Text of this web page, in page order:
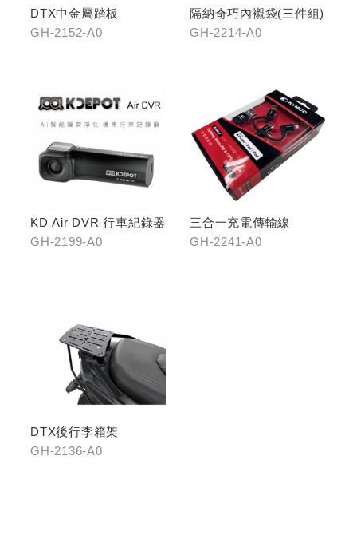
DTX中金屬踏板
GH-2152-A0
隔納奇巧內襯袋(三件組)
GH-2214-A0
KD Air DVR 行車紀錄器
GH-2199-A0
三合一充電傳輸線
GH-2241-A0
DTX後行李箱架
GH-2136-A0